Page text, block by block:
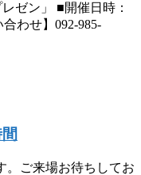
ゼン」 ■開催日時：
わせ】092-985-
。ご来場お待ちしてお